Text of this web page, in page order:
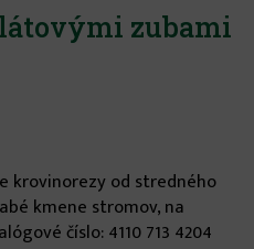
zubami
krovinorezy od stredného
kmene stromov, na
číslo: 4110 713 4204